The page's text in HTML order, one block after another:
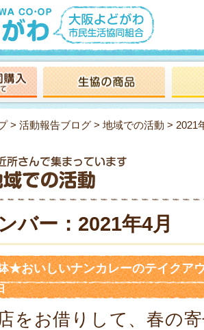
> 活動報告ブログ > 地域での活動 > 2021
バー：2021年4月
★おいしいナンカレーのテイクア
をお借りして、春の